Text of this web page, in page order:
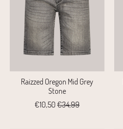
Raizzed Oregon Mid Grey
Stone
€10,50 €34,99